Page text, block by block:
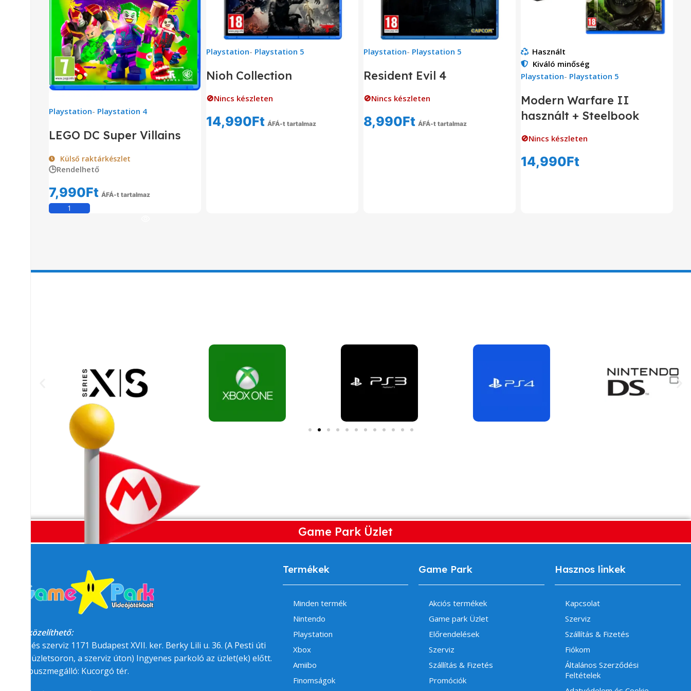
Playstation- Playstation 4
LEGO DC Super Villains
Külső raktárkészlet
🕒Rendelhető
7,990Ft ÁFÁ-t tartalmaz
Playstation- Playstation 5
Nioh Collection
🚫Nincs készleten
14,990Ft ÁFÁ-t tartalmaz
Playstation- Playstation 5
Resident Evil 4
🚫Nincs készleten
8,990Ft ÁFÁ-t tartalmaz
Használt
Kiváló minőség
Playstation- Playstation 5
Modern Warfare II
használt + Steelbook
🚫Nincs készleten
14,990Ft
Game Park Üzlet
Megközelíthető:
üzlet és szerviz 1171 Budapest XVII. ker. Berky Lili u. 36. (A Pesti úti
felőli üzletsoron, a szerviz úton) Ingyenes parkoló az üzlet(ek) előtt.
BKK buszmegálló: Kucorgó tér.
Termékek
Minden termék
Nintendo
Playstation
Xbox
Amiibo
Finomságok
Game Park
Akciós termékek
Game park Üzlet
Előrendelések
Szerviz
Szállítás & Fizetés
Promóciók
Hasznos linkek
Kapcsolat
Szerviz
Szállítás & Fizetés
Fiókom
Általános Szerződési
Feltételek